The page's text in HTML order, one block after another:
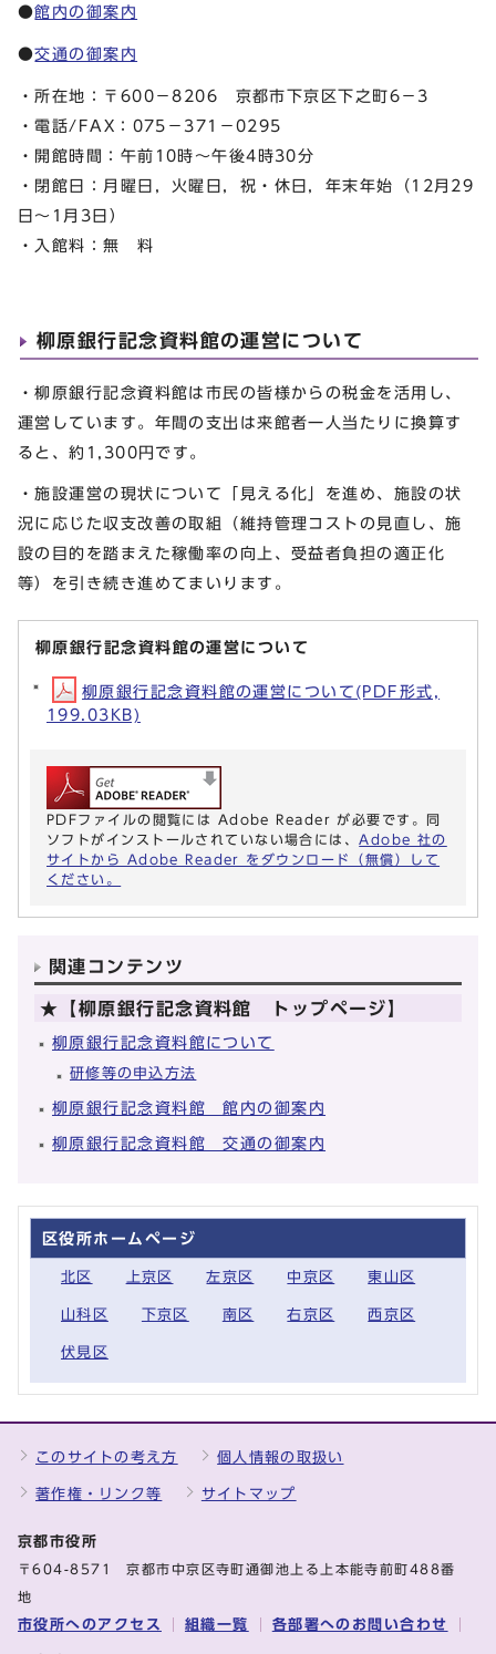
●館内の御案内
●交通の御案内
・所在地：〒600－8206 京都市下京区下之町6－3
・電話/FAX：075－371－0295
・開館時間：午前10時～午後4時30分
・閉館日：月曜日，火曜日，祝・休日，年末年始（12月29
日～1月3日）
・入館料：無 料
柳原銀行記念資料館の運営について
・柳原銀行記念資料館は市民の皆様からの税金を活用し、
運営しています。年間の支出は来館者一人当たりに換算す
ると、約1,300円です。
・施設運営の現状について「見える化」を進め、施設の状
況に応じた収支改善の取組（維持管理コストの見直し、施
設の目的を踏まえた稼働率の向上、受益者負担の適正化
等）を引き続き進めてまいります。
柳原銀行記念資料館の運営について
柳原銀行記念資料館の運営について(PDF形式,
199.03KB)
PDFファイルの閲覧には Adobe Reader が必要です。同
ソフトがインストールされていない場合には、Adobe 社の
サイトから Adobe Reader をダウンロード（無償）して
ください。
関連コンテンツ
★【柳原銀行記念資料館 トップページ】
柳原銀行記念資料館について
研修等の申込方法
柳原銀行記念資料館 館内の御案内
柳原銀行記念資料館 交通の御案内
区役所ホームページ
北区 上京区 左京区 中京区 東山区
山科区 下京区 南区 右京区 西京区
伏見区
このサイトの考え方 個人情報の取扱い
著作権・リンク等 サイトマップ
京都市役所
〒604-8571 京都市中京区寺町通御池上る上本能寺前町488番
地
市役所へのアクセス 組織一覧 各部署へのお問い合わせ